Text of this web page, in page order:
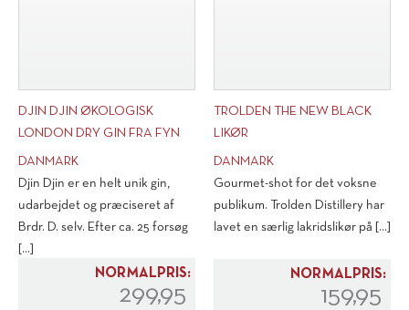
DJIN DJIN ØKOLOGISK
LONDON DRY GIN FRA FYN
DANMARK
Djin Djin er en helt unik gin,
udarbejdet og præciseret af
Brdr. D. selv. Efter ca. 25 forsøg
[...]
NORMALPRIS:
299,95
TROLDEN THE NEW BLACK
LIKØR
DANMARK
Gourmet-shot for det voksne
publikum. Trolden Distillery har
lavet en særlig lakridslikør på [...]
NORMALPRIS:
159,95